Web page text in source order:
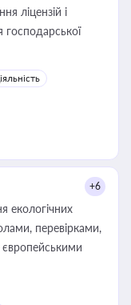
ліцензій і
+6
екологічних
перевірками,
європейськими